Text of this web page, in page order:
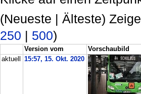
(Neueste | Älteste)
250 | 500)
Version vom
Vorschaubild
aktuell
15:57, 15. Okt. 2020